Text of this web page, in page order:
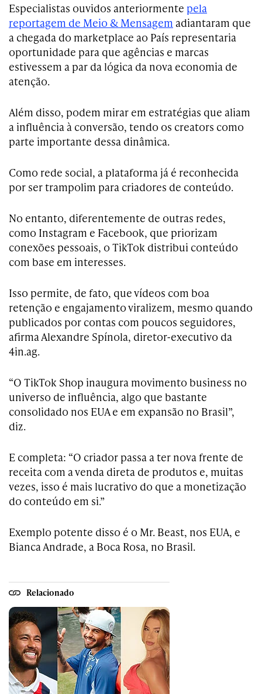
Especialistas ouvidos anteriormente pela
reportagem de Meio & Mensagem adiantaram que
a chegada do marketplace ao País representaria
oportunidade para que agências e marcas
estivessem a par da lógica da nova economia de
atenção.
Além disso, podem mirar em estratégias que aliam
a influência à conversão, tendo os creators como
parte importante dessa dinâmica.
Como rede social, a plataforma já é reconhecida
por ser trampolim para criadores de conteúdo.
No entanto, diferentemente de outras redes,
como Instagram e Facebook, que priorizam
conexões pessoais, o TikTok distribui conteúdo
com base em interesses.
Isso permite, de fato, que vídeos com boa
retenção e engajamento viralizem, mesmo quando
publicados por contas com poucos seguidores,
afirma Alexandre Spínola, diretor-executivo da
4in.ag.
“O TikTok Shop inaugura movimento business no
universo de influência, algo que bastante
consolidado nos EUA e em expansão no Brasil”,
diz.
E completa: “O criador passa a ter nova frente de
receita com a venda direta de produtos e, muitas
vezes, isso é mais lucrativo do que a monetização
do conteúdo em si.”
Exemplo potente disso é o Mr. Beast, nos EUA, e
Bianca Andrade, a Boca Rosa, no Brasil.
Relacionado